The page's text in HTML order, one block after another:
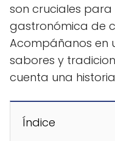
son cruciales
gastronómica de
Acompáñanos en
sabores y
cuenta una
Índice